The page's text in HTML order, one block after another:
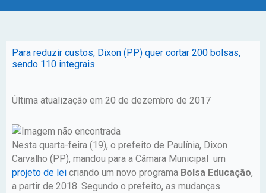
Para reduzir custos, Dixon (PP) quer cortar 200 bolsas,
sendo 110 integrais
Última atualização em 20 de dezembro de 2017
Nesta quarta-feira (19), o prefeito de Paulínia, Dixon
Carvalho (PP), mandou para a Câmara Municipal um
projeto de lei criando um novo programa Bolsa Educação,
a partir de 2018. Segundo o prefeito, as mudanças